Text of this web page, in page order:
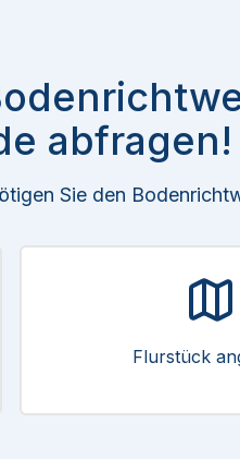
abfragen!
Sie den
Flurstück